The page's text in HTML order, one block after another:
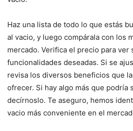
Haz una lista de todo lo que estás
al vacio, y luego compárala con los
mercado. Verifica el precio para ver
funcionalidades deseadas. Si se
revisa los diversos beneficios que
ofrecer. Si hay algo más que podría
decírnoslo. Te aseguro, hemos
vacio más conveniente en el